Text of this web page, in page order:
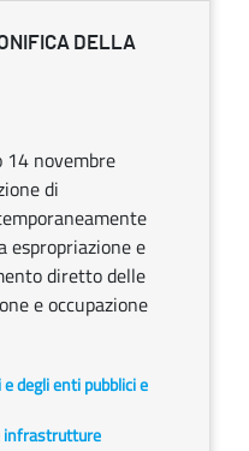
DELLA
novembre
di
espropriazione e
diretto delle
e occupazione
degli enti pubblici e
infrastrutture